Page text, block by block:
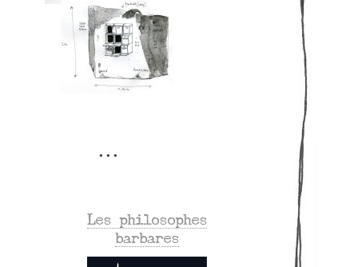
Les philosophes
barbares